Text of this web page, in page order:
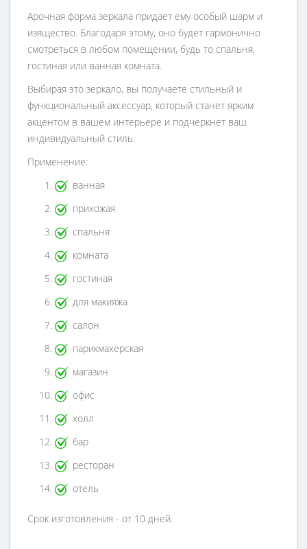
Арочная форма зеркала придает ему особый шарм и
изящество. Благодаря этому, оно будет гармонично
смотреться в любом помещении, будь то спальня,
гостиная или ванная комната.
Выбирая это зеркало, вы получаете стильный и
функциональный аксессуар, который станет ярким
акцентом в вашем интерьере и подчеркнет ваш
индивидуальный стиль.
Применение:
ванная
прихожая
спальня
комната
гостиная
для макияжа
салон
парикмахерская
магазин
офис
холл
бар
ресторан
отель
Срок изготовления - от 10 дней.